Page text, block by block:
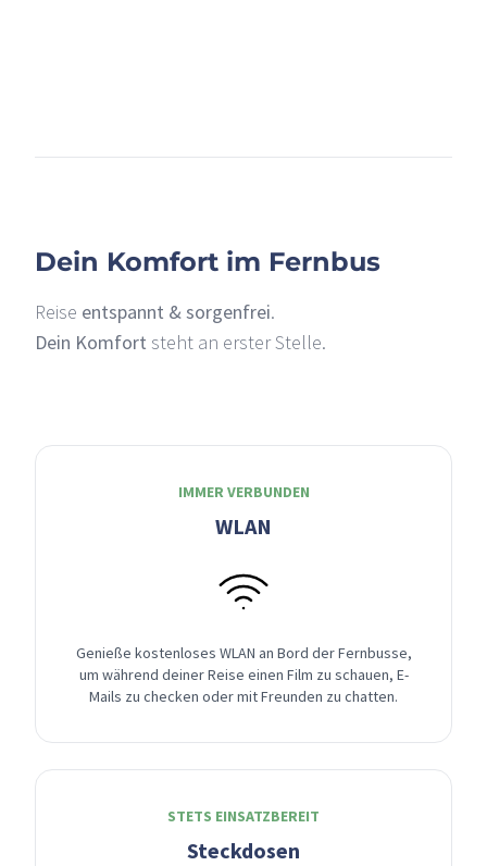
Dein Komfort im Fernbus
Reise entspannt & sorgenfrei.
Dein Komfort steht an erster Stelle.
IMMER VERBUNDEN
WLAN
Genieße kostenloses WLAN an Bord der Fernbusse,
um während deiner Reise einen Film zu schauen, E-
Mails zu checken oder mit Freunden zu chatten.
STETS EINSATZBEREIT
Steckdosen